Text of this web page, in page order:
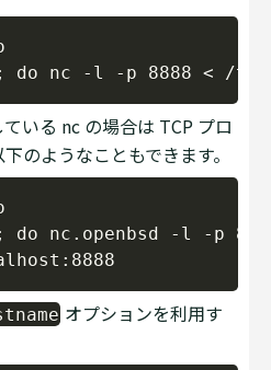
いる nc の場合は TCP プロ
のようなこともできます。
nc.openbsd -l -p
オプションを利用す